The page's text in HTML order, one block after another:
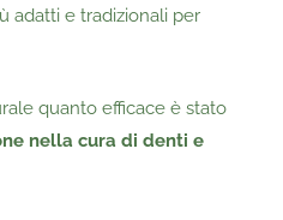
adatti e tradizionali per
quanto efficace è stato
nella cura di denti e